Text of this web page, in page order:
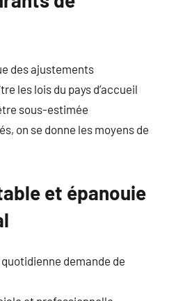
des ajustements
les lois du pays d’accueil
sous-estimée
on se donne les moyens de
et épanouie
demande de